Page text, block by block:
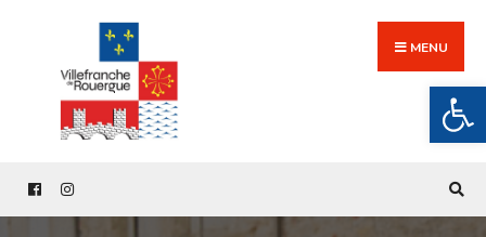
content
MENU